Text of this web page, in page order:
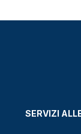
SERVIZI